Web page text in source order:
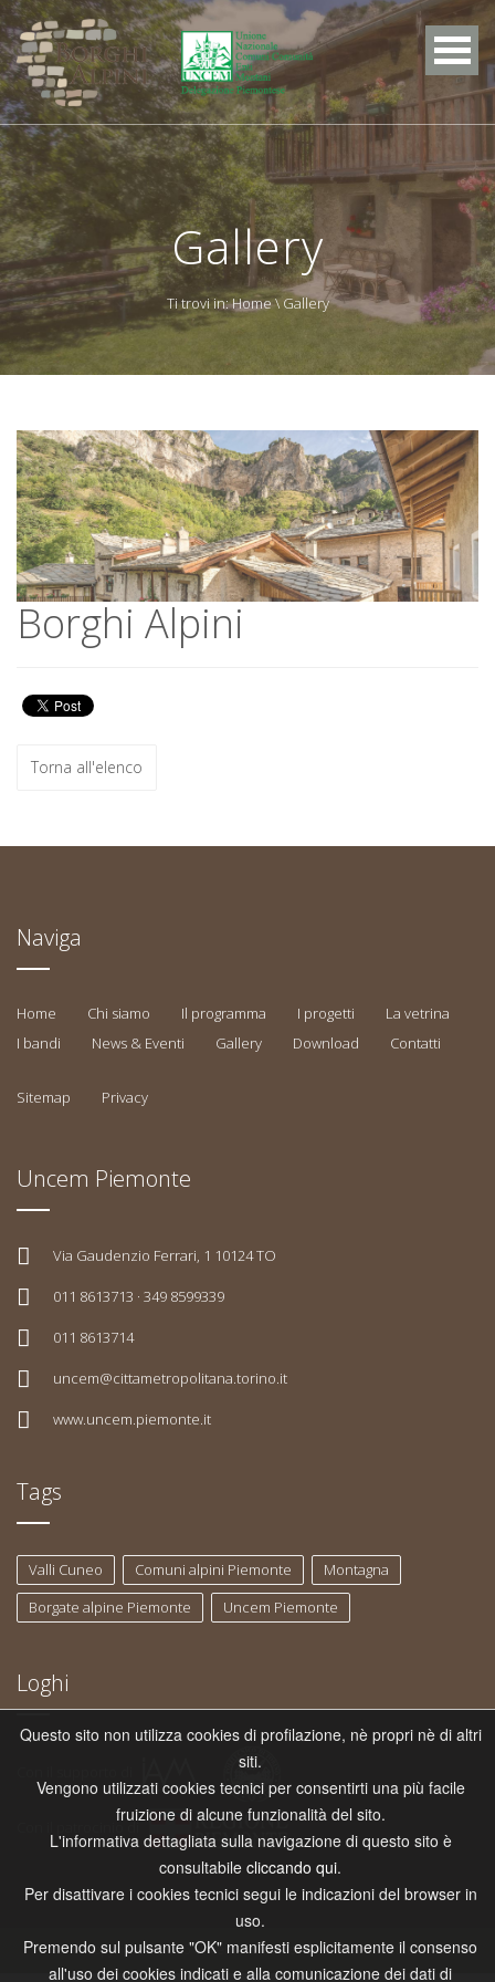
Gallery
Ti trovi in:Home\ Gallery
Borghi Alpini
Borghi Alpini
Torna all'elenco
Naviga
Home Chi siamo Il programma I progetti
La vetrina
I bandi
News & Eventi Gallery Download Contatti
Sitemap Privacy
Uncem Piemonte
Via Gaudenzio Ferrari, 1 10124 TO
011 8613713 · 349 8599339
011 8613714
uncem@cittametropolitana.torino.it
www.uncem.piemonte.it
Tags
Valli Cuneo Comuni alpini Piemonte
Montagna
Borgate alpine Piemonte
Uncem Piemonte
Loghi
Con il patrocinio di
Copyright © 2026 Uncem Piemonte. Creato daetinet.it
Questo sito non utilizza cookies di profilazione, nè propri nè di altri
siti.
Vengono utilizzati cookies tecnici per consentirti una più facile
fruizione di alcune funzionalità del sito.
L'informativa dettagliata sulla navigazione di questo sito è
consultabile cliccando qui.
Per disattivare i cookies tecnici segui le indicazioni del browser in
uso.
Premendo sul pulsante "OK" manifesti esplicitamente il consenso
all'uso dei cookies indicati e alla comunicazione dei dati di